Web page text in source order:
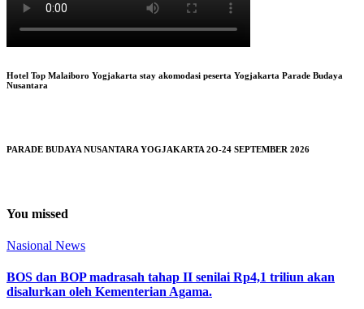
Hotel Top Malaiboro Yogjakarta stay akomodasi peserta Yogjakarta Parade Budaya
Nusantara
PARADE BUDAYA NUSANTARA YOGJAKARTA 2O-24 SEPTEMBER 2026
You missed
Nasional News
BOS dan BOP madrasah tahap II senilai Rp4,1 triliun akan
disalurkan oleh Kementerian Agama.